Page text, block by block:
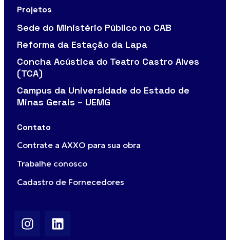
Projetos
Sede do Ministério Público no CAB
Reforma da Estação da Lapa
Concha Acústica do Teatro Castro Alves
(TCA)
Campus da Universidade do Estado de
Minas Gerais – UEMG
Contato
Contrate a AXXO para sua obra
Trabalhe conosco
Cadastro de Fornecedores